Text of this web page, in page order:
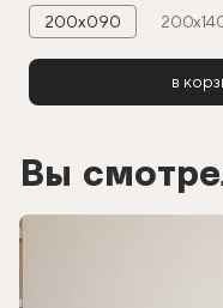
200х090
в
Вы